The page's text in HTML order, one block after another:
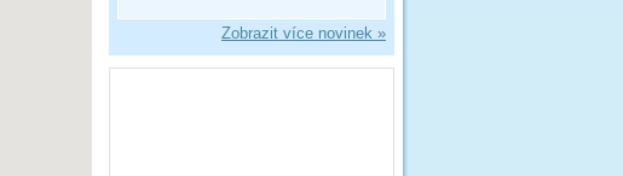
Zobrazit více novinek »